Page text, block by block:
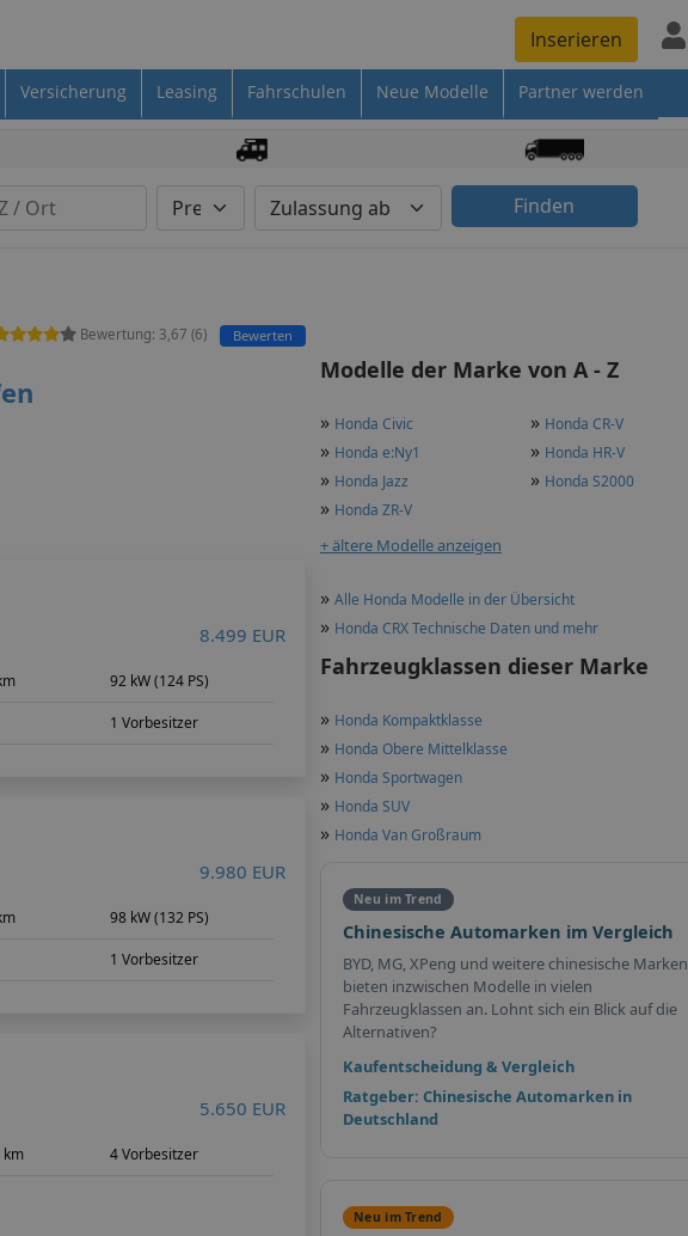
Inserieren
Versicherung Leasing Fahrschulen Neue Modelle Partner werden
Finden
Modelle der Marke von A - Z
» Honda Civic » Honda CR-V
» Honda e:Ny1 » Honda HR-V
» Honda Jazz » Honda S2000
» Honda ZR-V
+ ältere Modelle anzeigen
» Alle Honda Modelle in der Übersicht
» Honda CRX Technische Daten und mehr
Fahrzeugklassen dieser Marke
» Honda Kompaktklasse
» Honda Obere Mittelklasse
» Honda Sportwagen
» Honda SUV
» Honda Van Großraum
Neu im Trend
Chinesische Automarken im Vergleich
BYD, MG, XPeng und weitere chinesische Marken
bieten inzwischen Modelle in vielen
Fahrzeugklassen an. Lohnt sich ein Blick auf die
Alternativen?
Kaufentscheidung & Vergleich
Ratgeber: Chinesische Automarken in
Deutschland
Neu im Trend
Bewertung: 3,67 (6) Bewerten
8.499 EUR
92 kW (124 PS)
1 Vorbesitzer
9.980 EUR
98 kW (132 PS)
1 Vorbesitzer
5.650 EUR
km 4 Vorbesitzer